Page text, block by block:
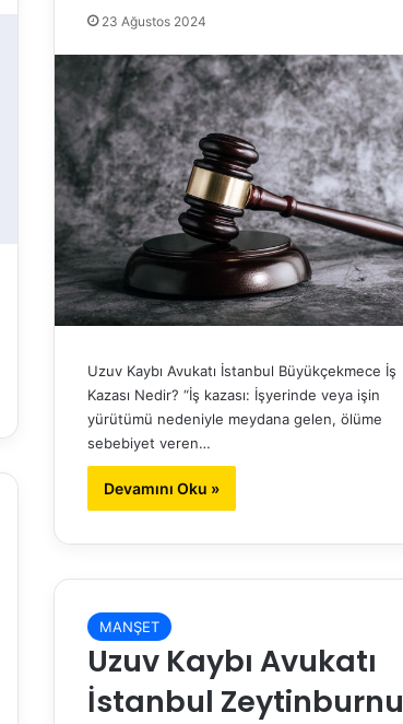
23 Ağustos 2024
Uzuv Kaybı Avukatı İstanbul Büyükçekmece İş
Kazası Nedir? “İş kazası: İşyerinde veya işin
yürütümü nedeniyle meydana gelen, ölüme
sebebiyet veren…
Devamını Oku »
MANŞET
Uzuv Kaybı Avukatı
İstanbul Zeytinburnu